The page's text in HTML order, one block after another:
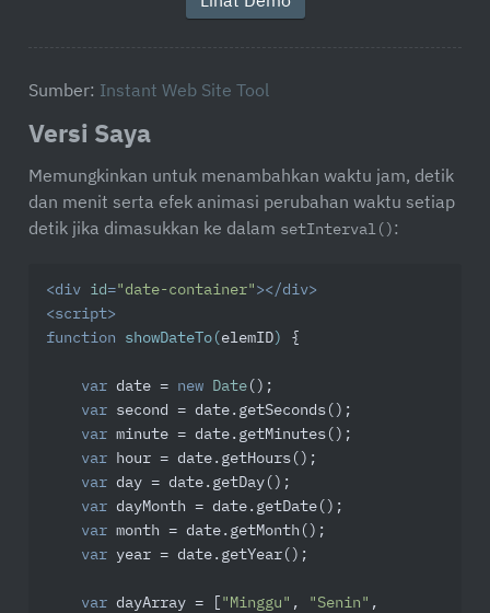
Sumber: Instant Web Site Tool
Versi Saya
Memungkinkan untuk menambahkan waktu jam, detik
dan menit serta efek animasi perubahan waktu setiap
detik jika dimasukkan ke dalam setInterval() :
<div id ="date-container" ></div>
<script>
function
showDateTo ( elemID ) {
var date = new Date ();
var second = date.getSeconds();
var minute = date.getMinutes();
var hour = date.getHours();
var day = date.getDay();
var dayMonth = date.getDate();
var month = date.getMonth();
var year = date.getYear();
var dayArray = [ "Minggu" , "Senin"